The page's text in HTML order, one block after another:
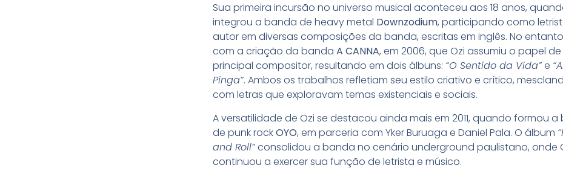
Sua primeira incursão no universo musical aconteceu aos 18 anos,
integrou a banda de heavy metal Downzodium, participando como
autor em diversas composições da banda, escritas em inglês. No
com a criação da banda A CANNA, em 2006, que Ozi assumiu o papel de
principal compositor, resultando em dois álbuns: “O Sentido da Vida”e
Pinga”. Ambos os trabalhos refletiam seu estilo criativo e crítico,
com letras que exploravam temas existenciais e sociais.
A versatilidade de Ozi se destacou ainda mais em 2011, quando formou
de punk rockOYO, em parceria com Yker Buruaga e Daniel Pala. O álbum
and Roll”consolidou a banda no cenário underground paulistano, onde
continuou a exercer sua função de letrista e músico.